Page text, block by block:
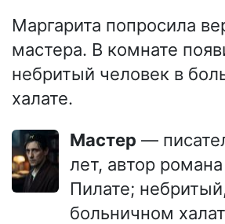
Маргарита попросила
мастера. В комнате
небритый человек в
халате.
Мастер —
лет, автор
Пилате;
больничном